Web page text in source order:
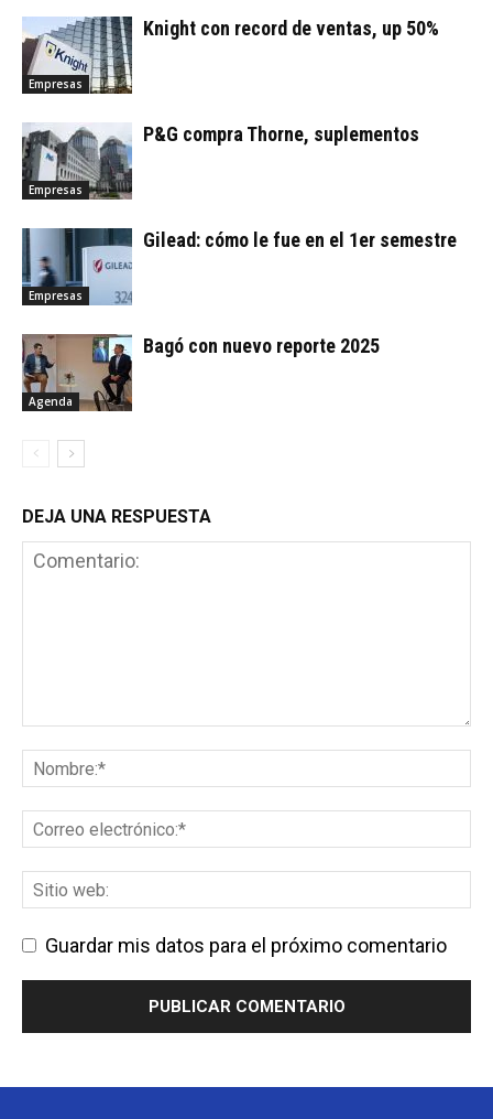
Empresas
Knight con record de ventas, up 50%
Empresas
P&G compra Thorne, suplementos
Empresas
Gilead: cómo le fue en el 1er semestre
Agenda
Bagó con nuevo reporte 2025
DEJA UNA RESPUESTA
Guardar mis datos para el próximo comentario